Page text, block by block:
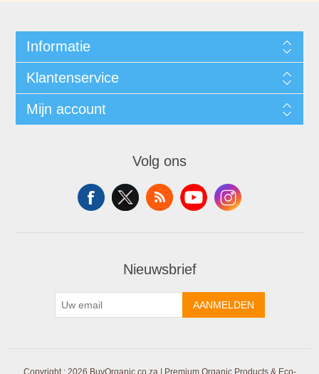
Informatie
Klantenservice
Mijn account
Volg ons
Nieuwsbrief
AANMELDEN
Copyright ; 2026 BuyOrganic.co.za | Premium Organic Products & Eco-